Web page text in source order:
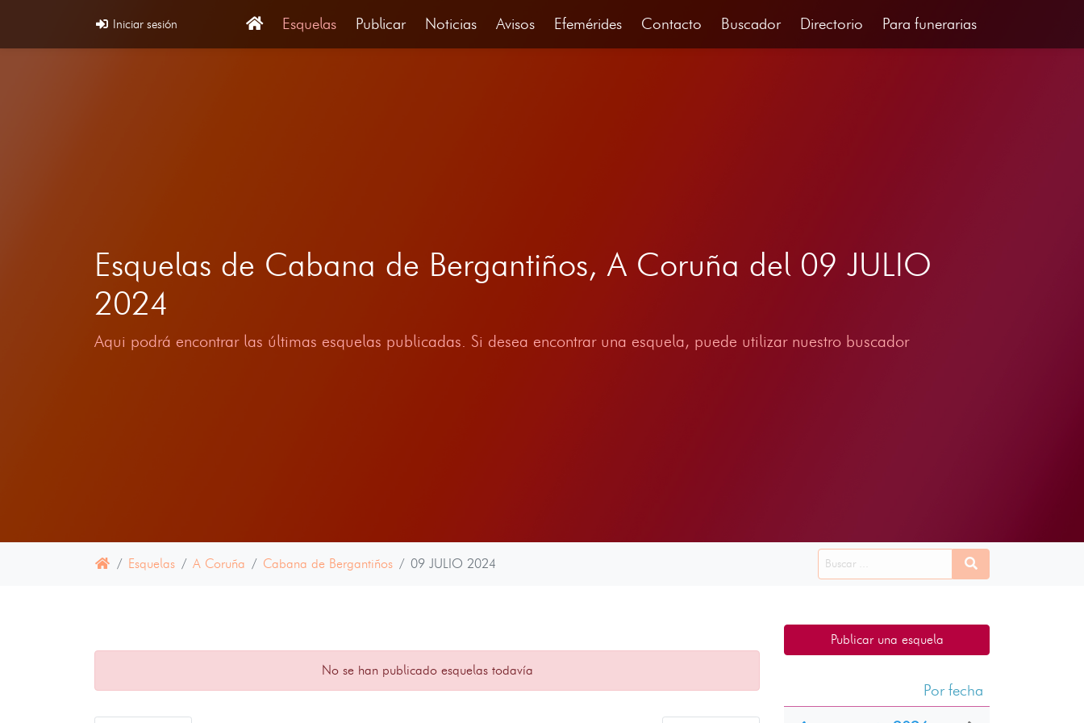
Iniciar sesión Esquelas Publicar Noticias Avisos Efemérides Contacto Buscador Directorio Para funerarias
Esquelas de Cabana de Bergantiños, A Coruña del 09 JULIO
2024
Aqui podrá encontrar las últimas esquelas publicadas. Si desea encontrar una esquela, puede utilizar nuestro buscador
Esquelas A Coruña Cabana de Bergantiños 09 JULIO 2024
No se han publicado esquelas todavía
Publicar una esquela
Por fecha